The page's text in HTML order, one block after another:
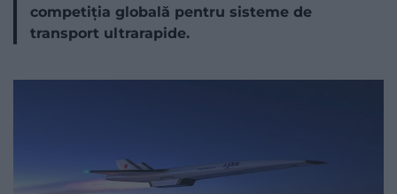
competiția globală pentru sisteme de
transport ultrarapide.